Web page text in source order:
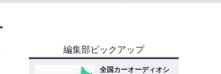
編集部ピックアップ
全国カーオーディオシ